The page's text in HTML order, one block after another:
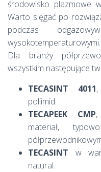
środowisko plazmowe
Warto sięgać po
podczas
wysokotemperaturowymi.
Dla branży
wszystkim następujące
TECASINT 4011
poliimid.
TECAPEEK CMP,
materiał,
TECASINT w
natural.